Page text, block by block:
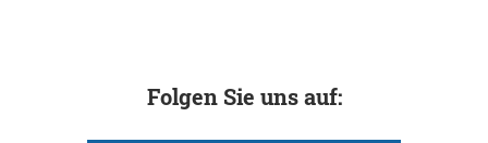
Folgen Sie uns auf: